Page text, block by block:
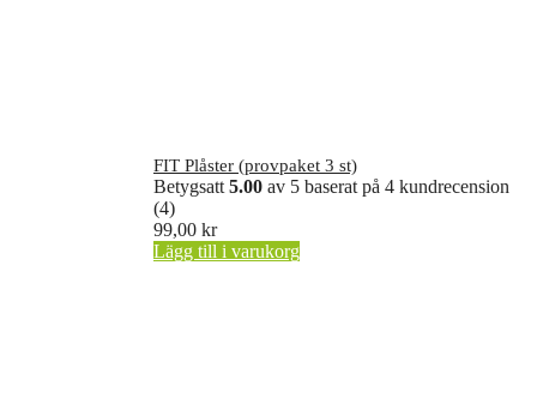
FIT Plåster (provpaket 3 st)
Betygsatt 5.00 av 5 baserat på 4 kundrecension
(4)
99,00 kr
Lägg till i varukorg